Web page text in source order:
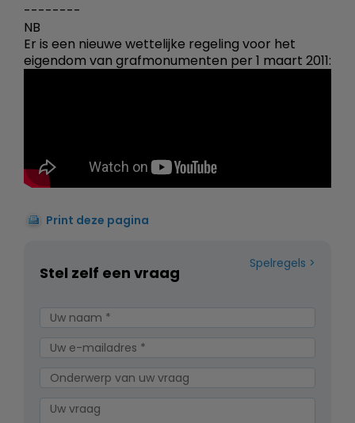
--------
NB
Er is een nieuwe wettelijke regeling voor het
eigendom van grafmonumenten per 1 maart 2011:
Print deze pagina
Spelregels
Stel zelf een vraag